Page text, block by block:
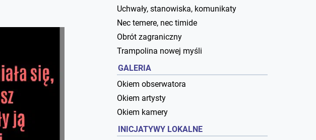
Uchwały, stanowiska, komunikaty
Nec temere, nec timide
Obrót zagraniczny
Trampolina nowej myśli
GALERIA
Okiem obserwatora
Okiem artysty
Okiem kamery
INICJATYWY LOKALNE